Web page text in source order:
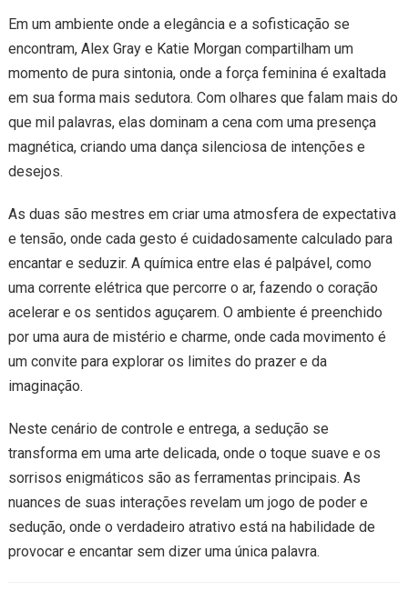
Em um ambiente onde a elegância e a sofisticação se
encontram, Alex Gray e Katie Morgan compartilham um
momento de pura sintonia, onde a força feminina é exaltada
em sua forma mais sedutora. Com olhares que falam mais do
que mil palavras, elas dominam a cena com uma presença
magnética, criando uma dança silenciosa de intenções e
desejos.
As duas são mestres em criar uma atmosfera de expectativa
e tensão, onde cada gesto é cuidadosamente calculado para
encantar e seduzir. A química entre elas é palpável, como
uma corrente elétrica que percorre o ar, fazendo o coração
acelerar e os sentidos aguçarem. O ambiente é preenchido
por uma aura de mistério e charme, onde cada movimento é
um convite para explorar os limites do prazer e da
imaginação.
Neste cenário de controle e entrega, a sedução se
transforma em uma arte delicada, onde o toque suave e os
sorrisos enigmáticos são as ferramentas principais. As
nuances de suas interações revelam um jogo de poder e
sedução, onde o verdadeiro atrativo está na habilidade de
provocar e encantar sem dizer uma única palavra.